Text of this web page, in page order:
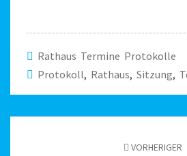
Rathaus Termine Protokolle
Protokoll, Rathaus, Sitzung,
VORHERIGER